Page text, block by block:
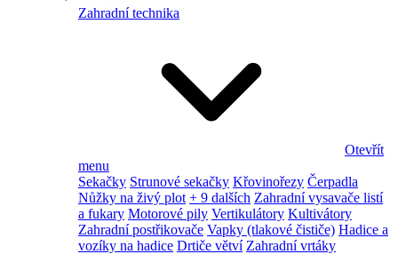
Zahradní technika
Otevřít
menu
Sekačky Strunové sekačky Křovinořezy Čerpadla
Nůžky na živý plot + 9 dalších Zahradní vysavače listí
a fukary Motorové pily Vertikulátory Kultivátory
Zahradní postřikovače Vapky (tlakové čističe) Hadice a
vozíky na hadice Drtiče větví Zahradní vrtáky